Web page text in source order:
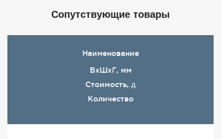
Сопутствующие товары
Наименование
ВхШхГ, мм
Количество
Стоимость, д